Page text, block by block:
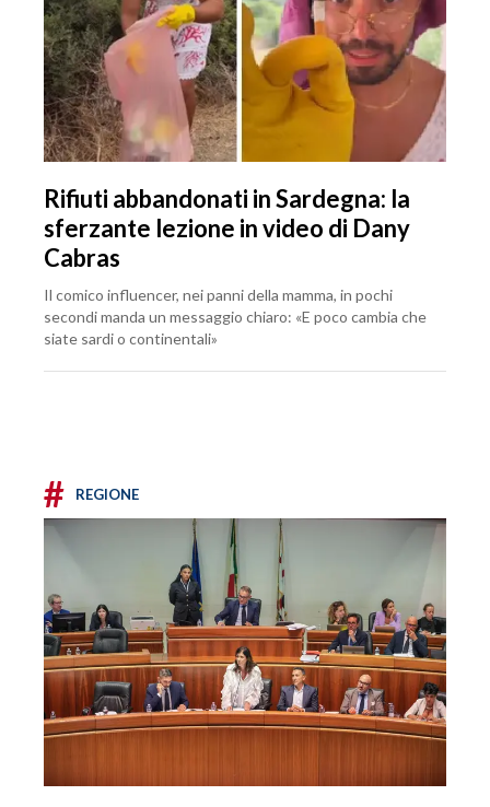
Rifiuti abbandonati in Sardegna: la
sferzante lezione in video di Dany
Cabras
Il comico influencer, nei panni della mamma, in pochi
secondi manda un messaggio chiaro: «E poco cambia che
siate sardi o continentali»
# REGIONE